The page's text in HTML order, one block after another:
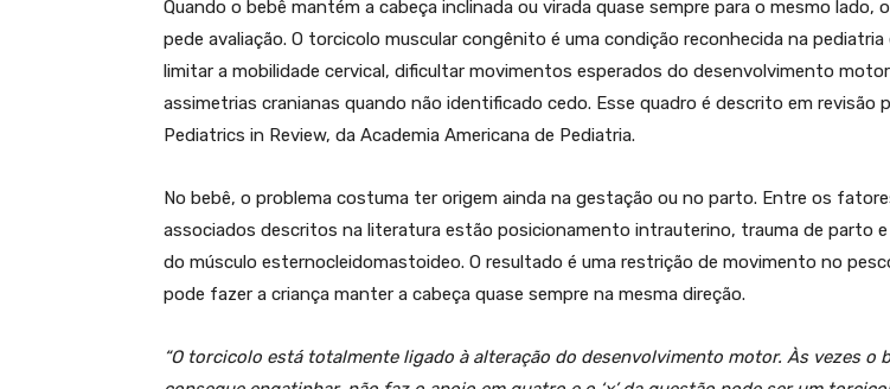
Quando o bebê mantém a cabeça inclinada ou virada quase sempre para o mesmo lado,
pede avaliação. O torcicolo muscular congênito é uma condição reconhecida na pediatria
limitar a mobilidade cervical, dificultar movimentos esperados do desenvolvimento
assimetrias cranianas quando não identificado cedo. Esse quadro é descrito em revisão
Pediatrics in Review, da Academia Americana de Pediatria.
No bebê, o problema costuma ter origem ainda na gestação ou no parto. Entre os
associados descritos na literatura estão posicionamento intrauterino, trauma de parto
do músculo esternocleidomastoideo. O resultado é uma restrição de movimento no
pode fazer a criança manter a cabeça quase sempre na mesma direção.
“O torcicolo está totalmente ligado à alteração do desenvolvimento motor. Às vezes o